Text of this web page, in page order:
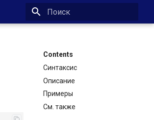
Contents
Синтаксис
Описание
Примеры
См. также